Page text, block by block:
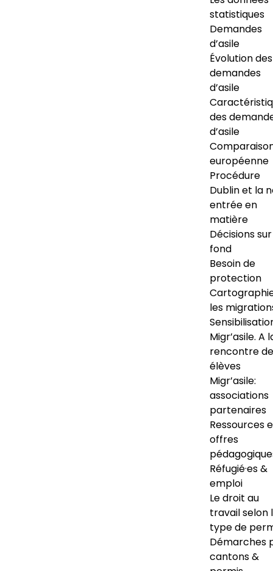
statistiques
Demandes
d’asile
Évolution des
demandes
d’asile
des
d’asile
européenne
Procédure
Dublin et la
entrée en
matière
Décisions
fond
Besoin de
protection
les
Migr’asile. A
rencontre
élèves
Migr’asile:
associations
partenaires
Ressources
offres
Réfugié·es &
emploi
Le droit au
travail selon
type de
Démarches
cantons &